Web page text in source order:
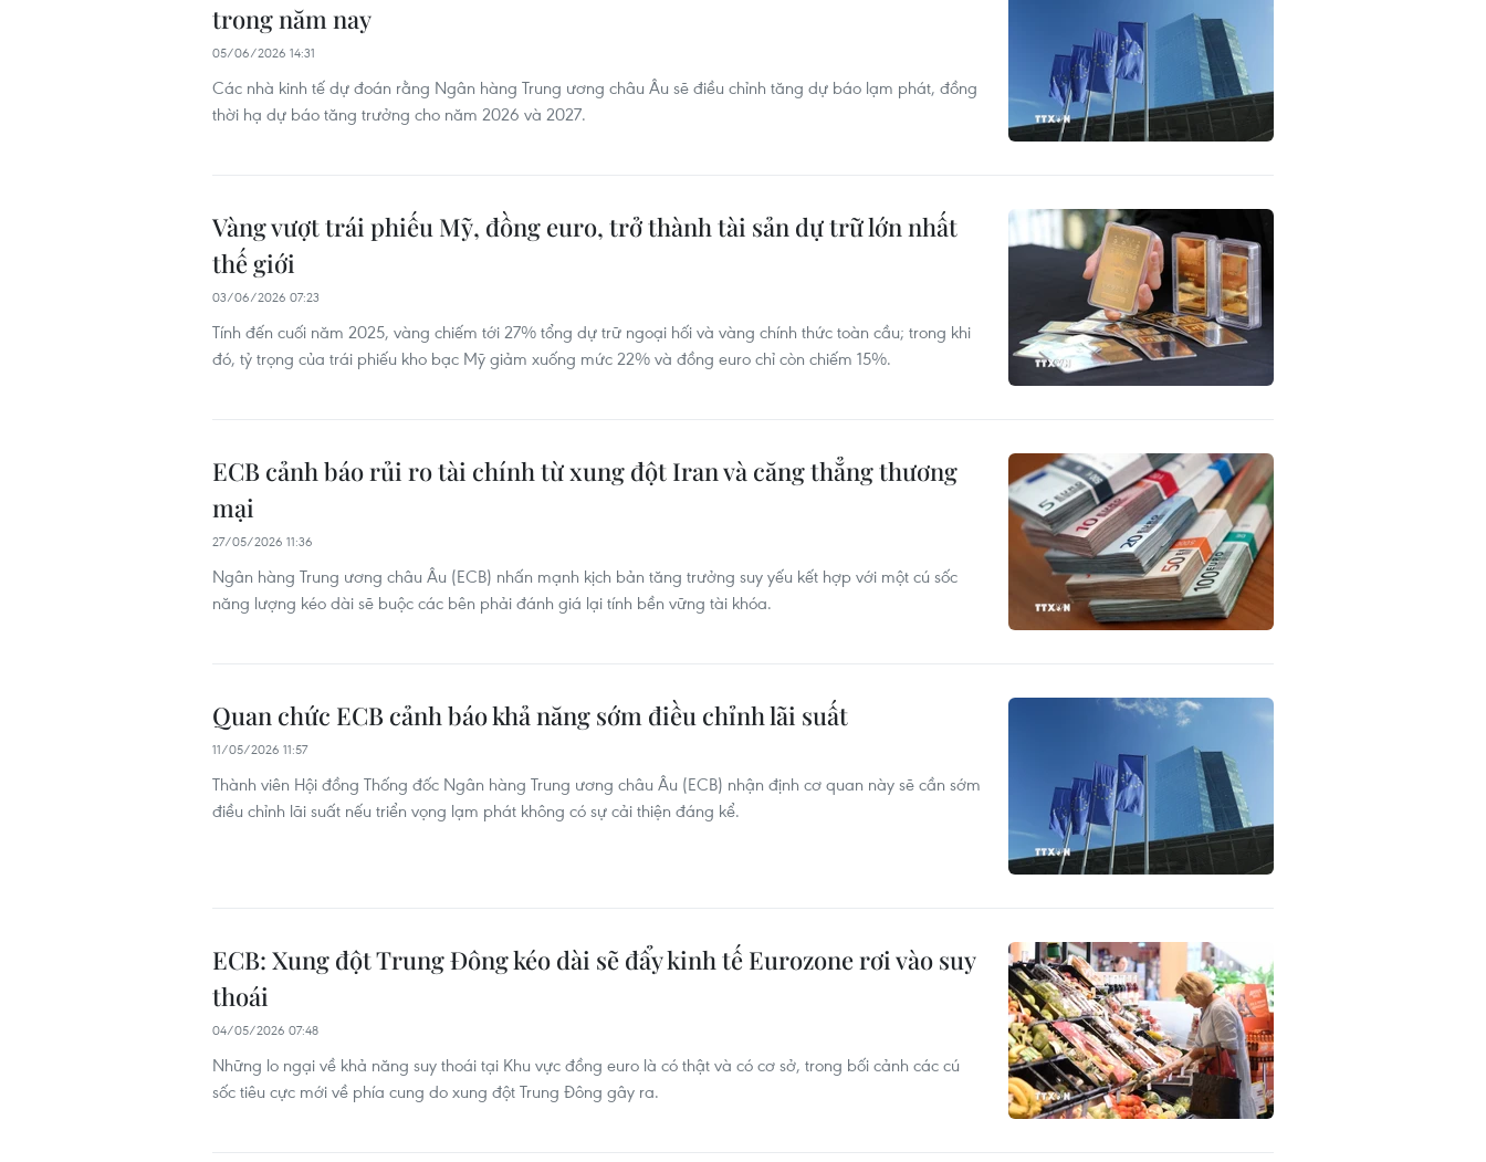
trong năm nay
05/06/2026 14:31
Các nhà kinh tế dự đoán rằng Ngân hàng Trung ương châu Âu sẽ điều chỉnh tăng dự báo lạm phát, đồng
thời hạ dự báo tăng trưởng cho năm 2026 và 2027.
Vàng vượt trái phiếu Mỹ, đồng euro, trở thành tài sản dự trữ lớn nhất
thế giới
03/06/2026 07:23
Tính đến cuối năm 2025, vàng chiếm tới 27% tổng dự trữ ngoại hối và vàng chính thức toàn cầu; trong khi
đó, tỷ trọng của trái phiếu kho bạc Mỹ giảm xuống mức 22% và đồng euro chỉ còn chiếm 15%.
ECB cảnh báo rủi ro tài chính từ xung đột Iran và căng thẳng thương
mại
27/05/2026 11:36
Ngân hàng Trung ương châu Âu (ECB) nhấn mạnh kịch bản tăng trưởng suy yếu kết hợp với một cú sốc
năng lượng kéo dài sẽ buộc các bên phải đánh giá lại tính bền vững tài khóa.
Quan chức ECB cảnh báo khả năng sớm điều chỉnh lãi suất
11/05/2026 11:57
Thành viên Hội đồng Thống đốc Ngân hàng Trung ương châu Âu (ECB) nhận định cơ quan này sẽ cần sớm
điều chỉnh lãi suất nếu triển vọng lạm phát không có sự cải thiện đáng kể.
ECB: Xung đột Trung Đông kéo dài sẽ đẩy kinh tế Eurozone rơi vào suy
thoái
04/05/2026 07:48
Những lo ngại về khả năng suy thoái tại Khu vực đồng euro là có thật và có cơ sở, trong bối cảnh các cú
sốc tiêu cực mới về phía cung do xung đột Trung Đông gây ra.